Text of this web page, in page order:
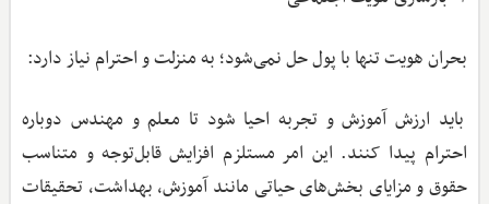
بحران هویت تنها با پول حل نمی‌شود؛ به منزلت و احترام نیاز دارد:
باید ارزش آموزش و تجربه احیا شود تا معلم و مهندس دوباره
احترام پیدا کنند. این امر مستلزم افزایش قابل‌توجه و متناسب
حقوق و مزایای بخش‌های حیاتی مانند آموزش، بهداشت، تحقیقات